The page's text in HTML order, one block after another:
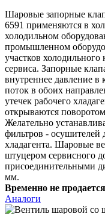
Шаровые запорные
6591 применяются в
холодильном
промышленном
участков холодильного
сервиса. Запорные
внутреннее давление в
поток в обоих
утечек рабочего
открываются
Желательно
фильтров - осушителей
хладагента. Шаровые
штуцером сервисного
присоединительными
мм.
Временно не продается
Аналоги